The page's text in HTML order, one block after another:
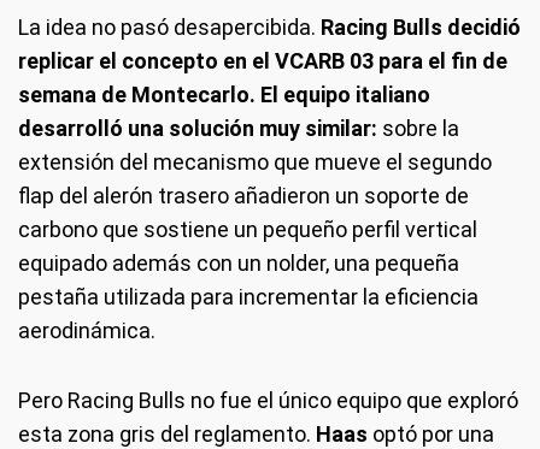
La idea no pasó desapercibida. Racing Bulls decidió
replicar el concepto en el VCARB 03 para el fin de
semana de Montecarlo. El equipo italiano
desarrolló una solución muy similar: sobre la
extensión del mecanismo que mueve el segundo
flap del alerón trasero añadieron un soporte de
carbono que sostiene un pequeño perfil vertical
equipado además con un nolder, una pequeña
pestaña utilizada para incrementar la eficiencia
aerodinámica.
Pero Racing Bulls no fue el único equipo que exploró
esta zona gris del reglamento. Haas optó por una